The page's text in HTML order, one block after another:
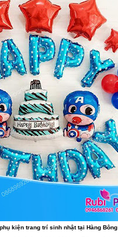
kiện trang trí sinh nhật tại Hàng Bông